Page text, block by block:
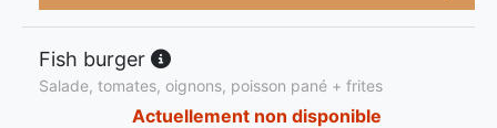
Fish burger
Salade, tomates, oignons, poisson pané + frites
Actuellement non disponible